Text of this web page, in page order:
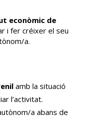
econòmic de
i fer créixer el seu
a.
amb la situació
l’activitat.
a abans de